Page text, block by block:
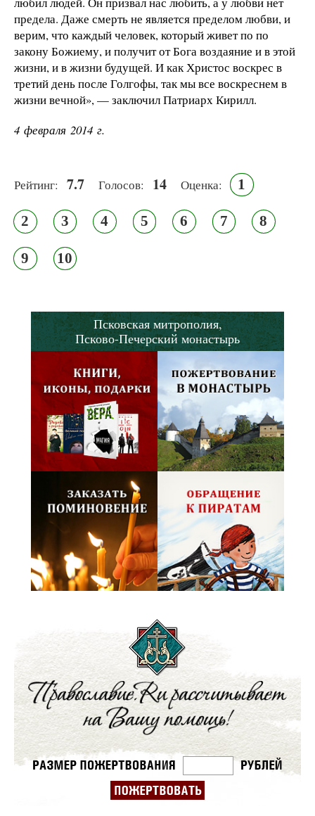
предела. Даже смерть не является пределом любви, и
верим, что каждый человек, который живет по по
закону Божиему, и получит от Бога воздаяние и в этой
жизни, и в жизни будущей. И как Христос воскрес в
третий день после Голгофы, так мы все воскреснем в
жизни вечной», — заключил Патриарх Кирилл.
4 февраля 2014 г.
Рейтинг: 7.7 Голосов: 14 Оценка: 1
2 3 4 5 6 7 8
9 10
Псковская митрополия,
Псково-Печерский монастырь